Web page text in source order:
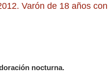
Varón de 18 años
nocturna.